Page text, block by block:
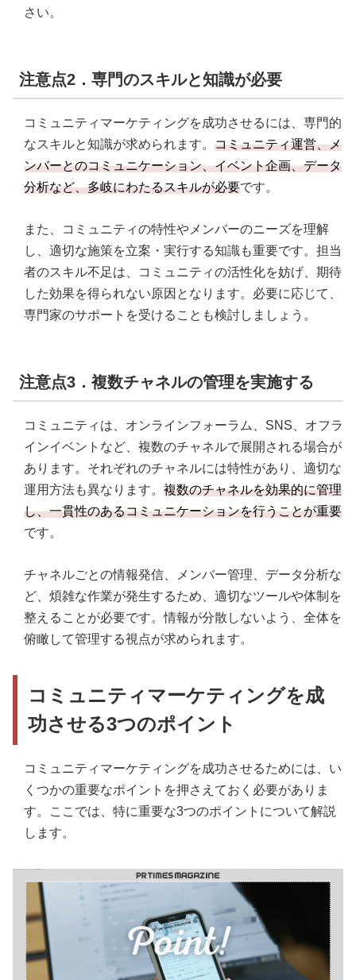
さい。
注意点2．専門のスキルと知識が必要
コミュニティマーケティングを成功させるには、専門的
なスキルと知識が求められます。 コミュニティ運営、メ
ンバーとのコミュニケーション、イベント企画、データ
分析など、多岐にわたるスキルが必要です。
また、コミュニティの特性やメンバーのニーズを理解
し、適切な施策を立案・実行する知識も重要です。担当
者のスキル不足は、コミュニティの活性化を妨げ、期待
した効果を得られない原因となります。必要に応じて、
専門家のサポートを受けることも検討しましょう。
注意点3．複数チャネルの管理を実施する
コミュニティは、オンラインフォーラム、SNS、オフラ
インイベントなど、複数のチャネルで展開される場合が
あります。それぞれのチャネルには特性があり、適切な
運用方法も異なります。 複数のチャネルを効果的に管理
し、一貫性のあるコミュニケーションを行うことが重要
です。
チャネルごとの情報発信、メンバー管理、データ分析な
ど、煩雑な作業が発生するため、適切なツールや体制を
整えることが必要です。情報が分散しないよう、全体を
俯瞰して管理する視点が求められます。
コミュニティマーケティングを成
功させる3つのポイント
コミュニティマーケティングを成功させるためには、い
くつかの重要なポイントを押さえておく必要がありま
す。ここでは、特に重要な3つのポイントについて解説
します。